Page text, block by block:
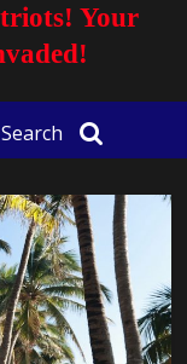
Your
Search